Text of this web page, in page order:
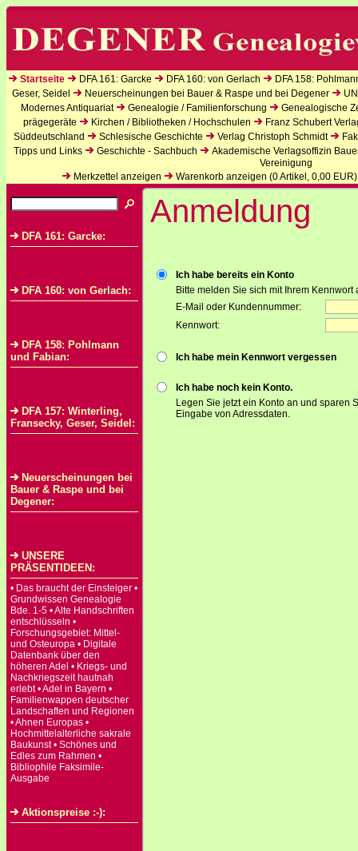
Startseite DFA 161: Garcke DFA 160: von Gerlach
DFA 158:
Geser, Seidel
Neuerscheinungen bei Bauer & Raspe und bei Degener
Modernes Antiquariat
Genealogie / Familienforschung
Genealogische
prägegeräte
Kirchen / Bibliotheken / Hochschulen
Franz Schubert
Süddeutschland
Schlesische Geschichte Verlag Christoph Schmidt
Tipps und Links
Geschichte - Sachbuch
Akademische Verlagsoffizin
Vereinigung
Merkzettel anzeigen
Warenkorb anzeigen (0Artikel, 0,00 EUR)
DFA 161: Garcke:
DFA 160: von Gerlach:
DFA 158: Pohlmann
und Fabian:
DFA 157: Winterling,
Fransecky, Geser, Seidel:
Neuerscheinungen bei
Bauer & Raspe und bei
Degener:
UNSERE
PRÄSENTIDEEN:
• Das braucht der Einsteiger •
Grundwissen Genealogie
Bde. 1-5 • Alte Handschriften
entschlüsseln •
Forschungsgebiet: Mittel-
und Osteuropa • Digitale
Datenbank über den
höheren Adel • Kriegs- und
Nachkriegszeit hautnah
erlebt • Adel in Bayern •
Familienwappen deutscher
Landschaften und Regionen
• Ahnen Europas •
Hochmittelalterliche sakrale
Baukunst • Schönes und
Edles zum Rahmen •
Bibliophile Faksimile-
Ausgabe
Aktionspreise :-):
Anmeldung
Ich habe bereits ein Konto
Bitte melden Sie sich mit Ihrem Kennwort
E-Mail oder Kundennummer:
Kennwort:
Ich habe mein Kennwort vergessen
Ich habe noch kein Konto.
Legen Sie jetzt ein Konto an und sparen
Eingabe von Adressdaten.